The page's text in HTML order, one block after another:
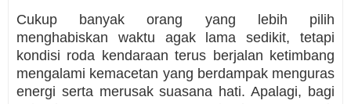
Cukup banyak orang yang lebih pilih
menghabiskan waktu agak lama sedikit, tetapi
kondisi roda kendaraan terus berjalan ketimbang
mengalami kemacetan yang berdampak menguras
energi serta merusak suasana hati. Apalagi, bagi